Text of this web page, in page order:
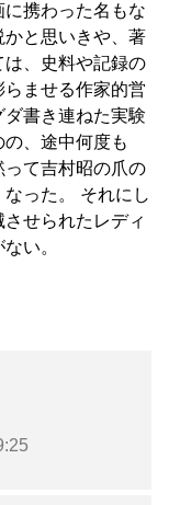
携わった名もな
かと思いきや、著
、史料や記録の
ませる作家的営
書き連ねた実験
、途中何度も
って吉村昭の爪の
った。 それにし
せられたレディ
い。